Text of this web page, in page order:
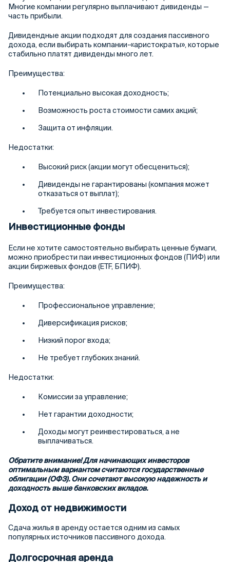
Многие компании регулярно выплачивают дивиденды —
часть прибыли.
Дивидендные акции подходят для создания пассивного
дохода, если выбирать компании-«аристократы», которые
стабильно платят дивиденды много лет.
Преимущества:
Потенциально высокая доходность;
Возможность роста стоимости самих акций;
Защита от инфляции.
Недостатки:
Высокий риск (акции могут обесцениться);
Дивиденды не гарантированы (компания может
отказаться от выплат);
Требуется опыт инвестирования.
Инвестиционные фонды
Если не хотите самостоятельно выбирать ценные бумаги,
можно приобрести паи инвестиционных фондов (ПИФ) или
акции биржевых фондов (ETF, БПИФ).
Преимущества:
Профессиональное управление;
Диверсификация рисков;
Низкий порог входа;
Не требует глубоких знаний.
Недостатки:
Комиссии за управление;
Нет гарантии доходности;
Доходы могут реинвестироваться, а не
выплачиваться.
Обратите внимание! Для начинающих инвесторов
оптимальным вариантом считаются государственные
облигации (ОФЗ). Они сочетают высокую надежность и
доходность выше банковских вкладов.
Доход от недвижимости
Сдача жилья в аренду остается одним из самых
популярных источников пассивного дохода.
Долгосрочная аренда